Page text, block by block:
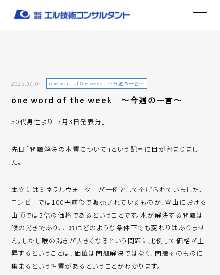
2023.07.07 one word of the week ～今週の一言～
one word of the week ～今週の一言～
30代男性より「7月3日発表分」
先日「問題解決の本質について」という記事に目が留まりまし
た。
本文にはミネラルウォーターが一例として挙げられていました。
コンビニでは100円前後で販売されているものが、登山における
山頂では3倍の価格であるということです。水が解決する問題は
喉の渇きであり、これはどのような条件下でも変わりはありませ
ん。しかし喉の渇きが大きくなるという問題に比例して価格が上
昇するということは、価値は問題解決ではなく、問題そのものに
集まるという性質があるということがわかります。